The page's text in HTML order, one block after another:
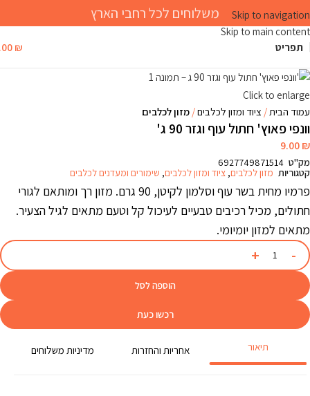
Skip to navigation
Skip to main content
משלוחים לכל רחבי הארץ
תפריט ₪
Click to enlarge
עמוד הבית
ציוד ומזון לכלבים מזון לכלבים
וונפי פאוץ' חתול עוף וגזר 90 ג'
9.00₪
מק"ט 6927749871514
קטגוריות מזון לכלבים, ציוד ומזון לכלבים, שימורים ומעדנים לכלבים
פרמיו מחית בשר עוף וסלמון לקיטן, 90 גרם. מזון רך ומותאם לגורי
חתולים, מכיל רכיבים טבעיים לעיכול קל וטעם מתאים לגיל הצעיר.
מתאים למזון יומיומי.
הוספה לסל
רכשו כעת
תיאור אחריות והחזרות מדיניות משלוחים